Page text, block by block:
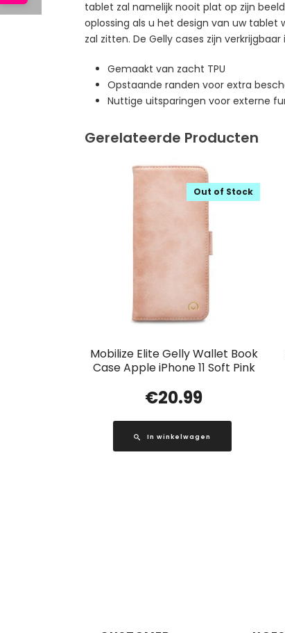
tablet zal namelijk nooit plat op zijn
oplossing als u het design van uw tablet
zal zitten. De Gelly cases zijn
Gemaakt van zacht TPU
Opstaande randen voor extra
Nuttige uitsparingen voor externe
Gerelateerde Producten
Mobilize Elite Gelly Wallet Book
Case Apple iPhone 11 Soft Pink
Out of Stock
€20.99
In winkelwagen